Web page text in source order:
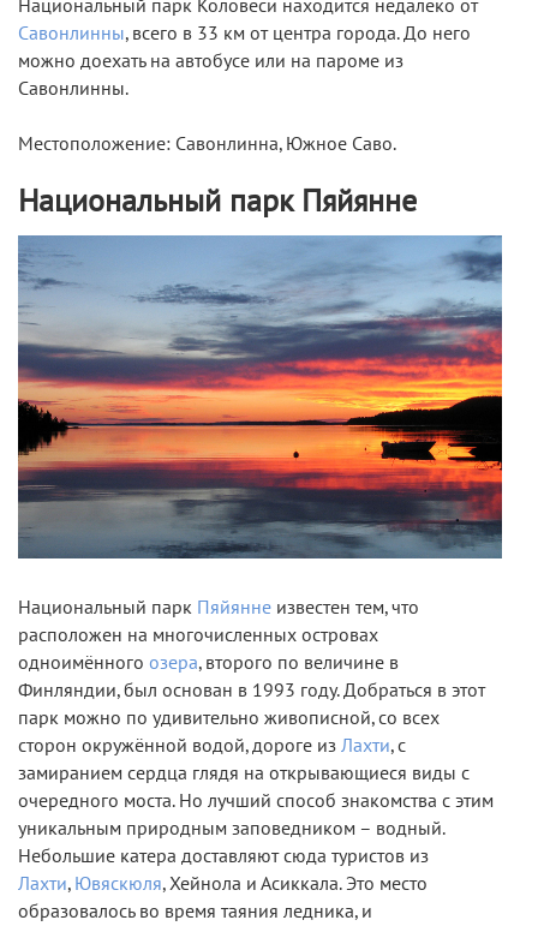
Национальный парк Коловеси находится недалеко от
Савонлинны, всего в 33 км от центра города. До него
можно доехать на автобусе или на пароме из
Савонлинны.
Местоположение: Савонлинна, Южное Саво.
Национальный парк Пяйянне
Национальный парк Пяйянне известен тем, что
расположен на многочисленных островах
одноимённого озера, второго по величине в
Финляндии, был основан в 1993 году. Добраться в этот
парк можно по удивительно живописной, со всех
сторон окружённой водой, дороге из Лахти, с
замиранием сердца глядя на открывающиеся виды с
очередного моста. Но лучший способ знакомства с этим
уникальным природным заповедником – водный.
Небольшие катера доставляют сюда туристов из
Лахти, Ювяскюля, Хейнола и Асиккала. Это место
образовалось во время таяния ледника, и